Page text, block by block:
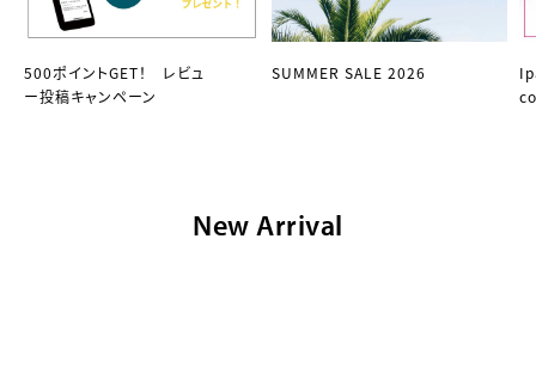
500ポイントGET！ レビュ
ー投稿キャンペーン
SUMMER SALE 2026
New Arrival